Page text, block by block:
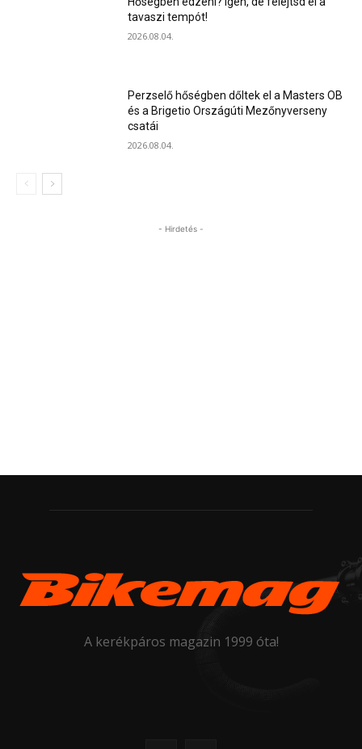
tavaszi tempót!
2026.08.04.
Perzselő hőségben dőltek el a Masters OB
és a Brigetio Országúti Mezőnyverseny
csatái
2026.08.04.
- Hirdetés -
A kerékpáros magazin 1999 óta!